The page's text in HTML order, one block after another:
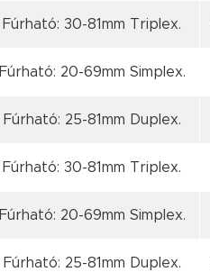
Fúrható: 30-81mm Triplex.
Fúrható: 20-69mm Simplex.
Fúrható: 25-81mm Duplex.
Fúrható: 30-81mm Triplex.
Fúrható: 20-69mm Simplex.
Fúrható: 25-81mm Duplex.